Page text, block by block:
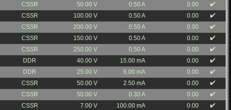
CSSR 50.00 V 0.50 A 0.00
✔️
CSSR 100.00 V 0.50 A 0.00
✔️
CSSR 200.00 V 0.50 A 0.00
✔️
CSSR 150.00 V 0.50 A 0.00
✔️
CSSR 250.00 V 0.50 A 0.00
✔️
DDR 40.00 V 15.00 mA 0.00
✔️
DDR 25.00 V 6.00 mA 0.00
✔️
CSSR 50.00 V 2.50 mA 0.00
✔️
CSSR 50.00 V 0.30 A 0.00
✔️
CSSR 7.00 V 100.00 mA 0.00
✔️